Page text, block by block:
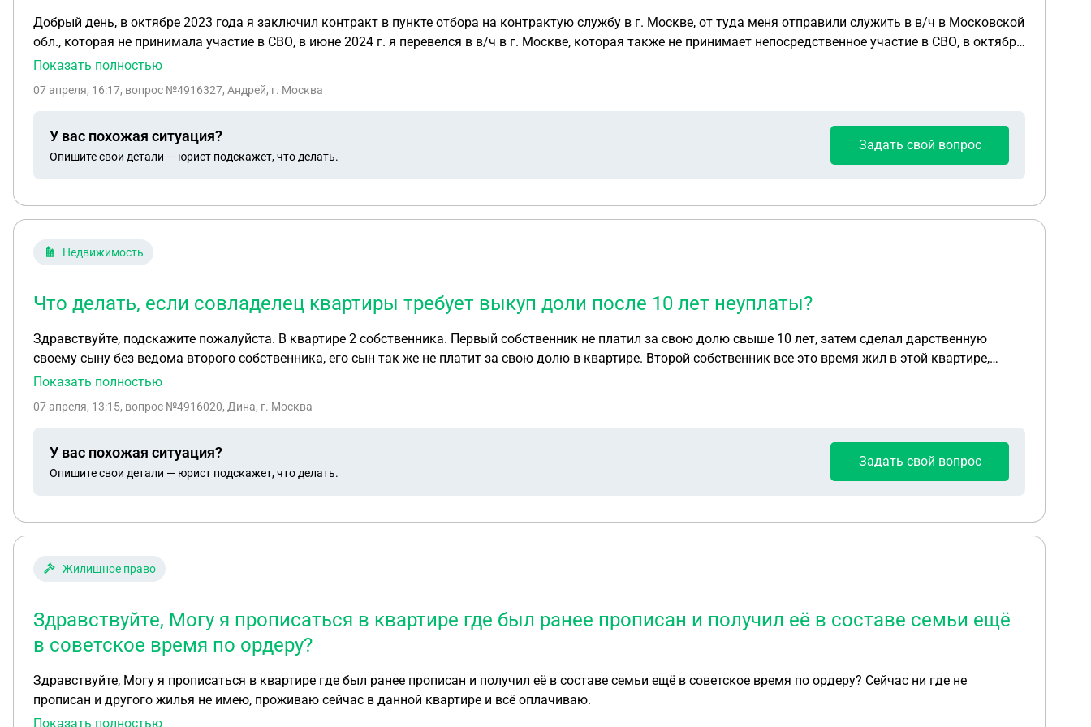
Добрый день, в октябре 2023 года я заключил контракт в пункте отбора на контрактую службу в г. Москве, от туда меня отправили служить в в/ч в Московской
обл., которая не принимала участие в СВО, в июне 2024 г. я перевелся в в/ч в г. Москве, которая также не принимает непосредственное участие в СВО, в октябре
2025 г. я продлил контракт на год в своей в/ч в Москве (но при этом штаб находится в московской области, то есть в контракте написано Московская область) ,
для участия в СВО. Какие федеральные и РЕГИОНАЛЬНЫЕ выплаты мне положены? и на какие меры социальной поддержки я могу рассчитывать? Так же хочу
так как я не убыл на СВО сразу эти выплаты я не получал ни разу.
Показать полностью
07 апреля, 16:17, вопрос №4916327, Андрей, г. Москва
У вас похожая ситуация?
Опишите свои детали — юрист подскажет, что делать.
Задать свой вопрос
Недвижимость
Что делать, если совладелец квартиры требует выкуп доли после 10 лет неуплаты?
Здравствуйте, подскажите пожалуйста. В квартире 2 собственника. Первый собственник не платил за свою долю свыше 10 лет, затем сделал дарственную
своему сыну без ведома второго собственника, его сын так же не платит за свою долю в квартире. Второй собственник все это время жил в этой квартире,
делал ремонт. Сейчас первый собственник требует выкупа своей доли в размере 2 миллиона рублей, когда кадастровая стоимость квартиры - 2 500000. Что
Показать полностью
07 апреля, 13:15, вопрос №4916020, Дина, г. Москва
У вас похожая ситуация?
Опишите свои детали — юрист подскажет, что делать.
Задать свой вопрос
Жилищное право
Здравствуйте, Могу я прописаться в квартире где был ранее прописан и получил её в составе семьи ещё
в советское время по ордеру?
Здравствуйте, Могу я прописаться в квартире где был ранее прописан и получил её в составе семьи ещё в советское время по ордеру? Сейчас ни где не
прописан и другого жилья не имею, проживаю сейчас в данной квартире и всё оплачиваю.
Показать полностью